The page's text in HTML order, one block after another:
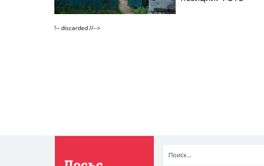
!-- discarded //-->